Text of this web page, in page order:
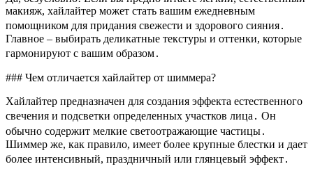
макияж, хайлайтер может стать вашим ежедневным
помощником для придания свежести и здорового сияния․
Главное – выбирать деликатные текстуры и оттенки, которые
гармонируют с вашим образом․
### Чем отличается хайлайтер от шиммера?
Хайлайтер предназначен для создания эффекта естественного
свечения и подсветки определенных участков лица․ Он
обычно содержит мелкие светоотражающие частицы․
Шиммер же, как правило, имеет более крупные блестки и дает
более интенсивный, праздничный или глянцевый эффект․